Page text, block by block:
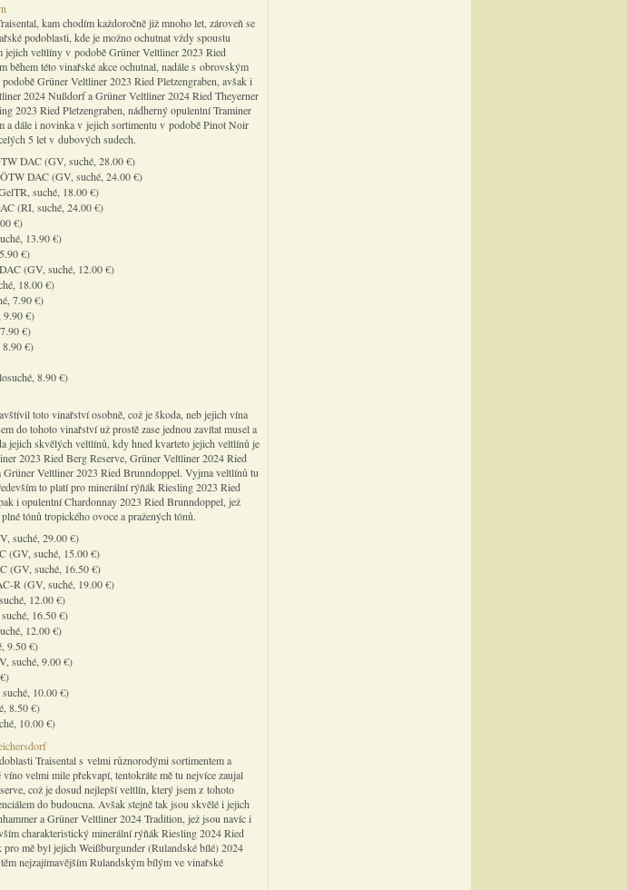
kam chodím každoročně již mnoho let, zároveň se
podoblasti, kde je možno ochutnat vždy spoustu
jejich veltlíny v podobě Grüner Veltliner 2023 Ried
během této vinařské akce ochutnal, nadále s obrovským
Grüner Veltliner 2023 Ried Pletzengraben, avšak i
2024 Nußdorf a Grüner Veltliner 2024 Ried Theyerner
2023 Ried Pletzengraben, nádherný opulentní Traminer
dále i novinka v jejich sortimentu v podobě Pinot Noir
5 let v dubových sudech.
DAC (GV, suché, 28.00 €)
DAC (GV, suché, 24.00 €)
suché, 18.00 €)
(RI, suché, 24.00 €)
€)
13.90 €)
€)
(GV, suché, 12.00 €)
18.00 €)
7.90 €)
9.90 €)
€)
€)
8.90 €)
toto vinařství osobně, což je škoda, neb jejich vína
do tohoto vinařství už prostě zase jednou zavítat musel a
jejich skvělých veltlínů, kdy hned kvarteto jejich veltlínů je
2023 Ried Berg Reserve, Grüner Veltliner 2024 Ried
Veltliner 2023 Ried Brunndoppel. Vyjma veltlínů tu
to platí pro minerální rýňák Riesling 2023 Ried
i opulentní Chardonnay 2023 Ried Brunndoppel, jež
tónů tropického ovoce a pražených tónů.
suché, 29.00 €)
(GV, suché, 15.00 €)
(GV, suché, 16.50 €)
R (GV, suché, 19.00 €)
12.00 €)
16.50 €)
12.00 €)
9.50 €)
suché, 9.00 €)
10.00 €)
8.50 €)
10.00 €)
Traisental s velmi různorodými sortimentem a
velmi mile překvapí, tentokráte mě tu nejvíce zaujal
což je dosud nejlepší veltlín, který jsem z tohoto
do budoucna. Avšak stejně tak jsou skvělé i jejich
a Grüner Veltliner 2024 Tradition, jež jsou navíc i
charakteristický minerální rýňák Riesling 2024 Ried
mě byl jejich Weißburgunder (Rulandské bílé) 2024
nejzajímavějším Rulandským bílým ve vinařské